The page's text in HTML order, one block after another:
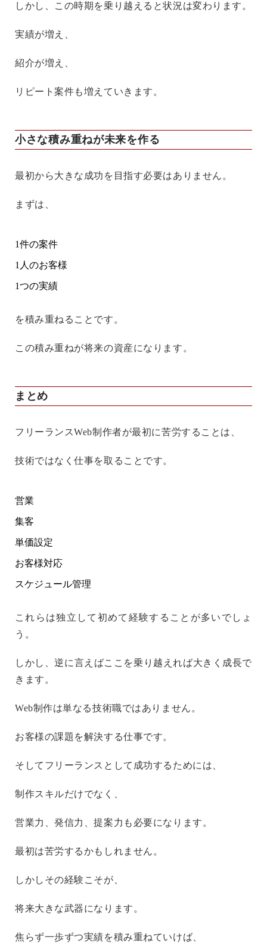
しかし、この時期を乗り越えると状況は変わります。
実績が増え、
紹介が増え、
リピート案件も増えていきます。
小さな積み重ねが未来を作る
最初から大きな成功を目指す必要はありません。
まずは、
1件の案件
1人のお客様
1つの実績
を積み重ねることです。
この積み重ねが将来の資産になります。
まとめ
フリーランスWeb制作者が最初に苦労することは、
技術ではなく仕事を取ることです。
営業
集客
単価設定
お客様対応
スケジュール管理
これらは独立して初めて経験することが多いでしょ
う。
しかし、逆に言えばここを乗り越えれば大きく成長で
きます。
Web制作は単なる技術職ではありません。
お客様の課題を解決する仕事です。
そしてフリーランスとして成功するためには、
制作スキルだけでなく、
営業力、発信力、提案力も必要になります。
最初は苦労するかもしれません。
しかしその経験こそが、
将来大きな武器になります。
焦らず一歩ずつ実績を積み重ねていけば、